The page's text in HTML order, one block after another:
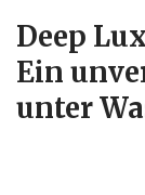
Deep
Ein
unter